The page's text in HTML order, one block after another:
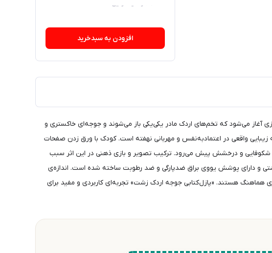
افزودن به سبدخرید
آغاز می‌شود که تخم‌های اردک مادر یکی‌یکی باز می‌شوند و جوجه‌ای خاکستری و
واقعی در اعتماد‌به‌نفس و مهربانی نهفته است. کودک با ورق زدن صفحات
شکوفایی و درخشش پیش می‌رود. ترکیب تصویر و بازی ذهنی در این اثر سبب
و دارای پوشش یووی براق ضدپارگی و ضد رطوبت ساخته شده است. اندازه‌ی
کودک مناسب بوده و صفحات شامل ۴ بخش داستان مصور و ۴ بخش پازل تصویری هماهنگ هستند. «پازل‌کتابی جوجه اردک زشت» تجربه‌ای کاربردی و مفید برای